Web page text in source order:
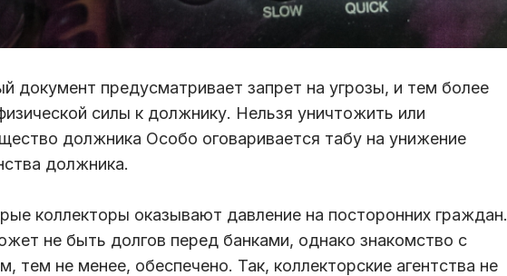
документ предусматривает запрет на угрозы, и тем более
силы к должнику. Нельзя уничтожить или
должника Особо оговаривается табу на унижение
должника.
коллекторы оказывают давление на посторонних граждан.
не быть долгов перед банками, однако знакомство с
тем не менее, обеспечено. Так, коллекторские агентства не